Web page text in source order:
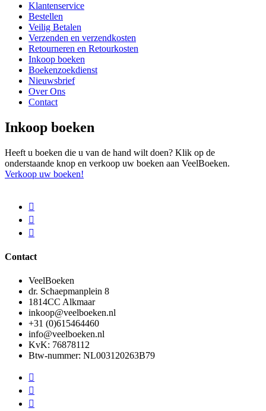
Klantenservice
Bestellen
Veilig Betalen
Verzenden en verzendkosten
Retourneren en Retourkosten
Inkoop boeken
Boekenzoekdienst
Nieuwsbrief
Over Ons
Contact
Inkoop boeken
Heeft u boeken die u van de hand wilt doen? Klik op de
onderstaande knop en verkoop uw boeken aan VeelBoeken.
Verkoop uw boeken!
Contact
VeelBoeken
dr. Schaepmanplein 8
1814CC Alkmaar
inkoop@veelboeken.nl
+31 (0)615464460
info@veelboeken.nl
KvK: 76878112
Btw-nummer: NL003120263B79